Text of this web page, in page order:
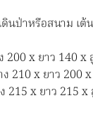
นป่าหรือสนาม เ
200 x ยาว 140
ง 210 x ยาว 200
215 x ยาว 215